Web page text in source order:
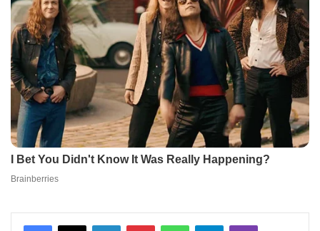
Facebook
X LinkedInPinterestWhatsAppTelegramViber